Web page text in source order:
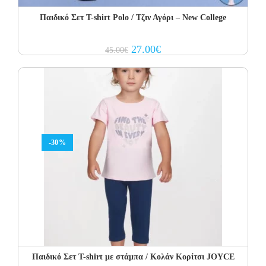
Παιδικό Σετ Τ-shirt Polo / Τζιν Αγόρι – New College
45.00€ Original
price
45.00€.
27.00€Current
price
-30%
Παιδικό Σετ T-shirt με στάμπα / Κολάν Κορίτσι JOYCE